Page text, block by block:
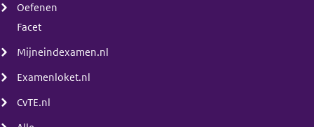
Oefenen
Facet
Mijneindexamen.nl
Examenloket.nl
CvTE.nl